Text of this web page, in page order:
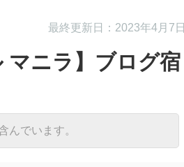
最終更新日：2023年4月7日
マニラ】ブログ宿
んでいます。